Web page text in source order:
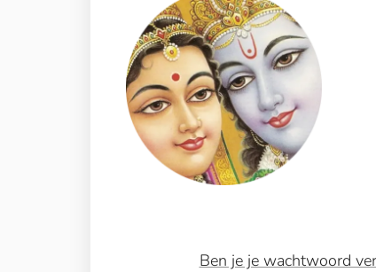
Ben je je wachtwoord